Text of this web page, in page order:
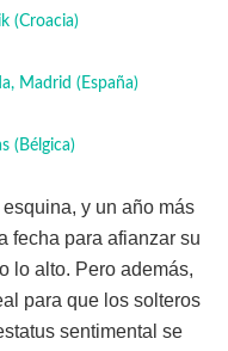
(Croacia)
Madrid (España)
(Bélgica)
y un año más
fecha para afianzar su
lo alto. Pero además,
para que los solteros
sentimental se